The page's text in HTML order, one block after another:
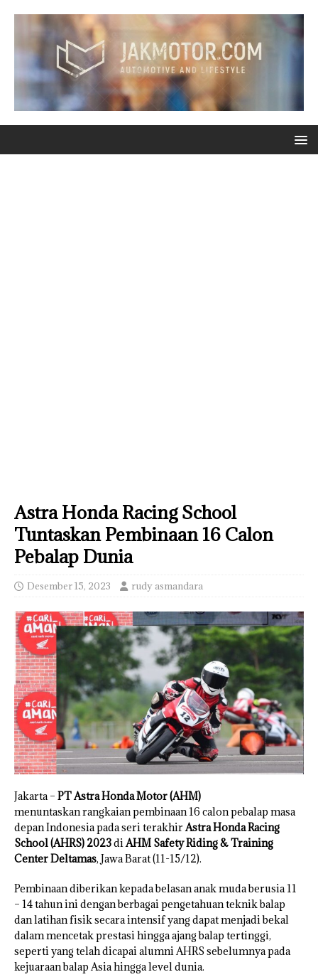
Astra Honda Racing School
Tuntaskan Pembinaan 16 Calon
Pebalap Dunia
Desember 15, 2023 rudy asmandara
Jakarta – PT Astra Honda Motor (AHM)
menuntaskan rangkaian pembinaan 16 calon pebalap masa
depan Indonesia pada seri terakhirAstra Honda Racing
School (AHRS) 2023diAHM Safety Riding & Training
Center Deltamas, Jawa Barat (11-15/12).
Pembinaan diberikan kepada belasan anak muda berusia 11
– 14 tahun ini dengan berbagai pengetahuan teknik balap
dan latihan fisik secara intensif yang dapat menjadi bekal
dalam mencetak prestasi hingga ajang balap tertinggi,
seperti yang telah dicapai alumni AHRS sebelumnya pada
kejuaraan balap Asia hingga level dunia.